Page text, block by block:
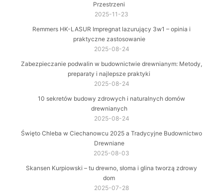
Przestrzeni
2025-11-23
Remmers HK-LASUR Impregnat lazurujący 3w1 – opinia i
praktyczne zastosowanie
2025-08-24
Zabezpieczanie podwalin w budownictwie drewnianym: Metody,
preparaty i najlepsze praktyki
2025-08-24
10 sekretów budowy zdrowych i naturalnych domów
drewnianych
2025-08-24
Święto Chleba w Ciechanowcu 2025 a Tradycyjne Budownictwo
Drewniane
2025-08-03
Skansen Kurpiowski – tu drewno, słoma i glina tworzą zdrowy
dom
2025-07-28